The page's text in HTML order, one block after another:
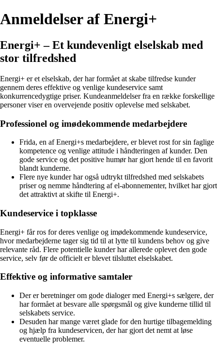
Anmeldelser af Energi+
Energi+ – Et kundevenligt elselskab med
stor tilfredshed
Energi+ er et elselskab, der har formået at skabe tilfredse kunder
gennem deres effektive og venlige kundeservice samt
konkurrencedygtige priser. Kundeanmeldelser fra en række forskellige
personer viser en overvejende positiv oplevelse med selskabet.
Professionel og imødekommende medarbejdere
Frida, en af Energi+s medarbejdere, er blevet rost for sin faglige
kompetence og venlige attitude i håndteringen af kunder. Den
gode service og det positive humør har gjort hende til en favorit
blandt kunderne.
Flere nye kunder har også udtrykt tilfredshed med selskabets
priser og nemme håndtering af el-abonnementer, hvilket har gjort
det attraktivt at skifte til Energi+.
Kundeservice i topklasse
Energi+ får ros for deres venlige og imødekommende kundeservice,
hvor medarbejderne tager sig tid til at lytte til kundens behov og give
relevante råd. Flere potentielle kunder har allerede oplevet den gode
service, selv før de officielt er blevet tilsluttet elselskabet.
Effektive og informative samtaler
Der er beretninger om gode dialoger med Energi+s sælgere, der
har formået at besvare alle spørgsmål og give kunderne tillid til
selskabets service.
Desuden har mange været glade for den hurtige tilbagemelding
og hjælp fra kundeservicen, der har gjort det nemt at løse
eventuelle problemer.